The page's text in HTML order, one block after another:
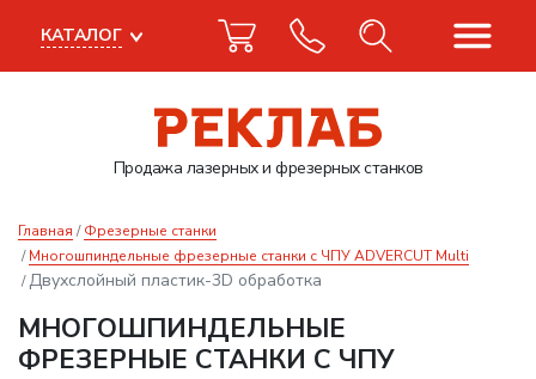
Продажа лазерныхи фрезерных станков
КАТАЛОГ
Главная
Фрезерные станки
Многошпиндельные фрезерные станки с ЧПУ ADVERCUT Multi
Двухслойный пластик-3D обработка
МНОГОШПИНДЕЛЬНЫЕ
ФРЕЗЕРНЫЕ СТАНКИ С ЧПУ